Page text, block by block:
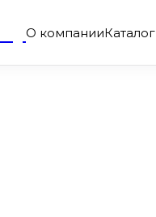
О компанииКаталог